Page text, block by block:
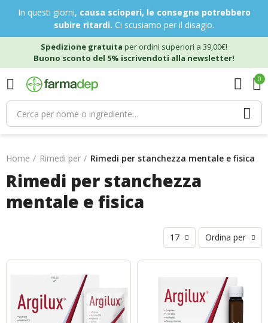
In questi giorni, causa scioperi, le consegne potrebbero
subire ritardi. Ci scusiamo per il disagio.
Spedizione gratuita per ordini superiori a 39,00€!
Buono sconto del 5% iscrivendoti alla newsletter!
0
Home Rimedi per Rimedi per stanchezza mentale e fisica
Rimedi per stanchezza
mentale e fisica
17 Ordina per